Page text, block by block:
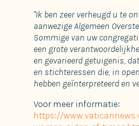
"Ik ben zeer verheugd u te
aanwezige Algemeen
Sommige van uw
een grote
en gevarieerd getuigenis,
en stichteressen die, in
hebben geïnterpreteerd en
Voor meer informatie:
https://